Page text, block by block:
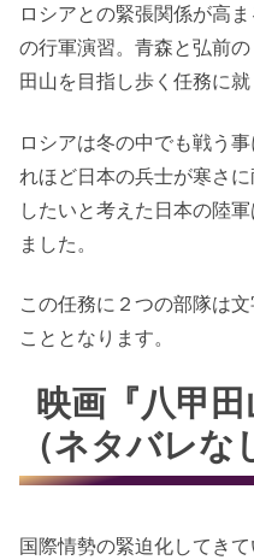
ロシアとの緊張関係が高
の行軍演習。青森と弘前
田山を目指し歩く任務に就
ロシアは冬の中でも戦う
れほど日本の兵士が寒さ
したいと考えた日本の陸
ました。
この任務に２つの部隊は
こととなります。
映画『八甲
（ネタバレな
国際情勢の緊迫化してき